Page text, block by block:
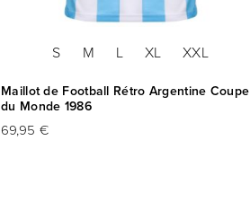
S M L XL XXL
Maillot de Football Rétro Argentine Coupe
du Monde 1986
69,95 €